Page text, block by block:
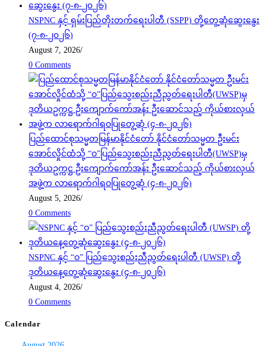
NSPNC နှင့် ရှမ်းပြည်တိုးတက်ရေးပါတီ (SSPP) တို့တွေ့ဆုံဆွေးနွေး
(၇-၈-၂၀၂၆)
August 7, 2026/
0 Comments
ပြည်ထောင်စုသမ္မတမြန်မာနိုင်ငံတော် နိုင်ငံတော်သမ္မတ ဦးမင်း
အောင်လှိုင်ထံသို့ “ဝ”ပြည်သွေးစည်းညီညွတ်ရေးပါတီ(UWSP)မှ
ဒုတိယဥက္ကဋ္ဌ ဦးကျောက်ကော်အန်း ဦးဆောင်သည့် ကိုယ်စားလှယ်
အဖွဲ့က လာရောက်ဂါရဝပြုတွေ့ဆုံ (၄-၈-၂၀၂၆)
August 5, 2026/
0 Comments
NSPNC နှင့် “ဝ” ပြည်သွေးစည်းညီညွတ်ရေးပါတီ (UWSP) တို့
ဒုတိယနေ့တွေ့ဆုံဆွေးနွေး (၄-၈-၂၀၂၆)
August 4, 2026/
0 Comments
Calendar